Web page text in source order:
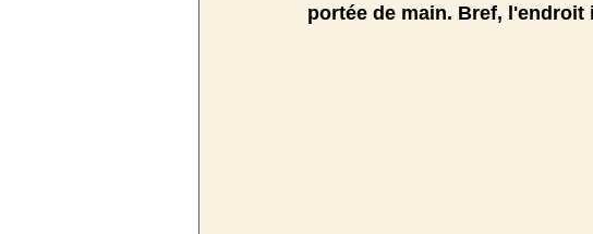
portée de main. Bref,